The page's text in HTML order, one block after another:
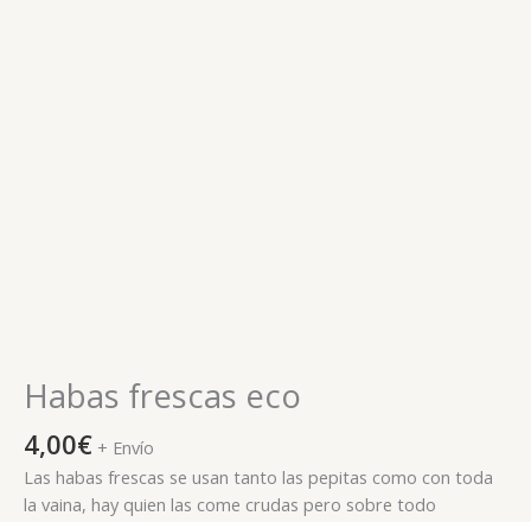
Habas frescas eco
4,00€ + Envío
Las habas frescas se usan tanto las pepitas como con toda
la vaina, hay quien las come crudas pero sobre todo